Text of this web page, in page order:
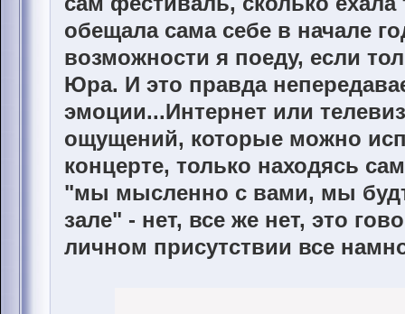
обещала сама себе в начале
возможности я поеду, если
Юра. И это правда
эмоции...Интернет или
ощущений, которые можно
концерте, только находясь
"мы мысленно с вами, мы
зале" - нет, все же нет, это
личном присутствии все